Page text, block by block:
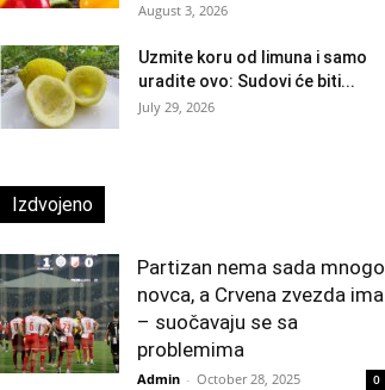
August 3, 2026
Uzmite koru od limuna i samo
uradite ovo: Sudovi će biti...
July 29, 2026
Izdvojeno
Partizan nema sada mnogo
novca, a Crvena zvezda ima
– suočavaju se sa
problemima
Admin - October 28, 2025 0